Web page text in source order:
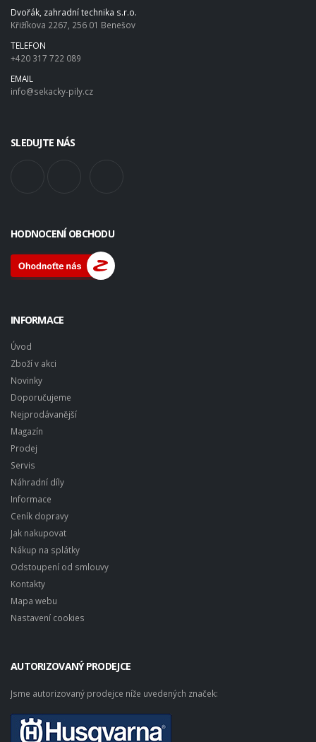
Dvořák, zahradní technika s.r.o.
Křižíkova 2267, 256 01 Benešov
TELEFON
+420 317 722 089
EMAIL
info@sekacky-pily.cz
SLEDUJTE NÁS
HODNOCENÍ OBCHODU
INFORMACE
Úvod
Zboží v akci
Novinky
Doporučujeme
Nejprodávanější
Magazín
Prodej
Servis
Náhradní díly
Informace
Ceník dopravy
Jak nakupovat
Nákup na splátky
Odstoupení od smlouvy
Kontakty
Mapa webu
Nastavení cookies
AUTORIZOVANÝ PRODEJCE
Jsme autorizovaný prodejce níže uvedených značek: